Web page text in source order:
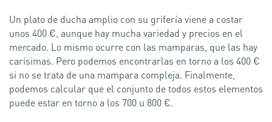
Un plato de ducha amplio con su grifería viene a costar
unos 400 €, aunque hay mucha variedad y precios en el
mercado. Lo mismo ocurre con las mamparas, que las hay
carísimas. Pero podemos encontrarlas en torno a los 400 €
si no se trata de una mampara compleja. Finalmente,
podemos calcular que el conjunto de todos estos elementos
puede estar en torno a los 700 u 800 €.